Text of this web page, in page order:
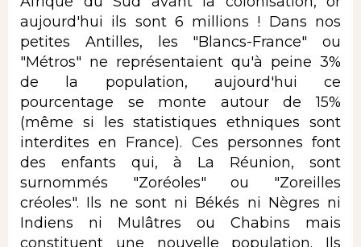
aujourd'hui ils sont 6 millions ! Dans nos
petites Antilles, les "Blancs-France" ou
"Métros" ne représentaient qu'à peine 3%
de la population, aujourd'hui ce
pourcentage se monte autour de 15%
(même si les statistiques ethniques sont
interdites en France). Ces personnes font
des enfants qui, à La Réunion, sont
surnommés "Zoréoles" ou "Zoreilles
créoles". Ils ne sont ni Békés ni Nègres ni
Indiens ni Mulâtres ou Chabins mais
constituent une nouvelle population. Ils